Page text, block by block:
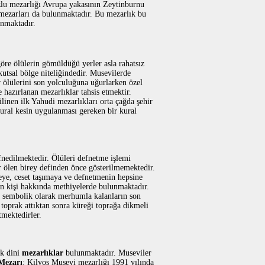
mezarlığı Avrupa yakasının Zeytinburnu
da bulunmaktadır. Bu mezarlık bu
ölülerin gömüldüğü yerler asla rahatsız
bölge niteliğindedir. Musevilerde
son yolculuğuna uğurlarken özel
mezarlıklar tahsis etmektir.
ilk Yahudi mezarlıkları orta çağda şehir
kesin uygulanması gereken bir kural
Ölüleri defnetme işlemi
birey definden önce gösterilmemektedir.
ceset taşımaya ve defnetmenin hepsine
hakkında methiyelerde bulunmaktadır.
olarak merhumla kalanların son
attıktan sonra küreği toprağa dikmeli
dini mezarlıklar bulunmaktadır. Museviler
: Kilyos Musevi mezarlığı 1991 yılında